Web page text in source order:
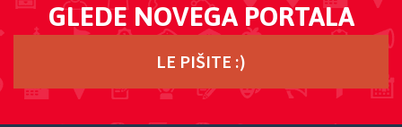
GLEDE NOVEGA PORTALA
LE PIŠITE :)